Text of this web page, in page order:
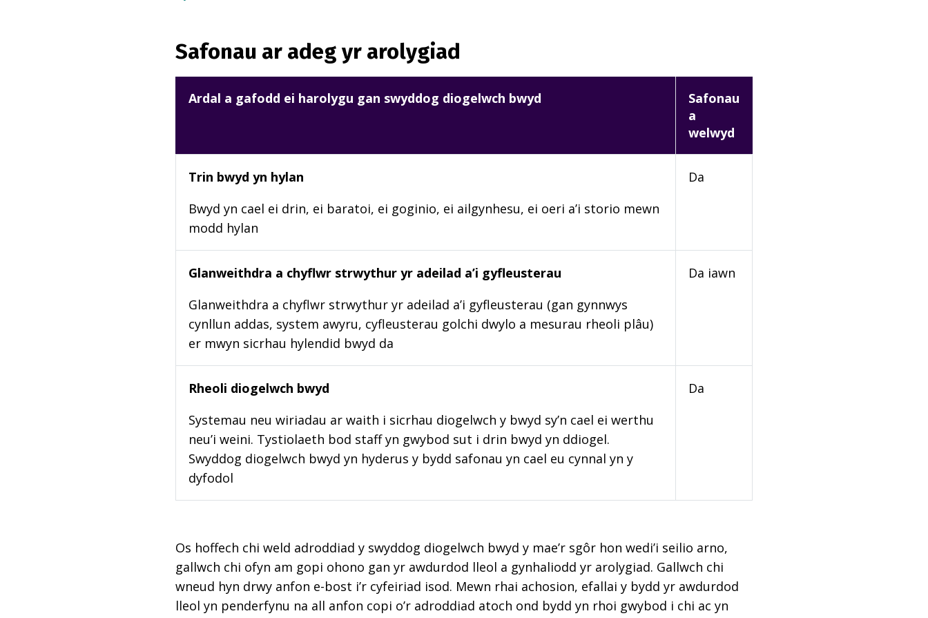
Safonau ar adeg yr arolygiad
Ardal a gafodd ei harolygu gan swyddog diogelwch bwyd
Safonau
a
welwyd
Trin bwyd yn hylan
Bwyd yn cael ei drin, ei baratoi, ei goginio, ei ailgynhesu, ei oeri a’i storio mewn
modd hylan
Da
Glanweithdra a chyflwr strwythur yr adeilad a’i gyfleusterau
Glanweithdra a chyflwr strwythur yr adeilad a’i gyfleusterau (gan gynnwys
cynllun addas, system awyru, cyfleusterau golchi dwylo a mesurau rheoli plâu)
er mwyn sicrhau hylendid bwyd da
Da iawn
Rheoli diogelwch bwyd
Systemau neu wiriadau ar waith i sicrhau diogelwch y bwyd sy’n cael ei werthu
neu’i weini. Tystiolaeth bod staff yn gwybod sut i drin bwyd yn ddiogel.
Swyddog diogelwch bwyd yn hyderus y bydd safonau yn cael eu cynnal yn y
dyfodol
Da
Os hoffech chi weld adroddiad y swyddog diogelwch bwyd y mae’r sgôr hon wedi’i seilio arno,
gallwch chi ofyn am gopi ohono gan yr awdurdod lleol a gynhaliodd yr arolygiad. Gallwch chi
wneud hyn drwy anfon e-bost i’r cyfeiriad isod. Mewn rhai achosion, efallai y bydd yr awdurdod
lleol yn penderfynu na all anfon copi o’r adroddiad atoch ond bydd yn rhoi gwybod i chi ac yn